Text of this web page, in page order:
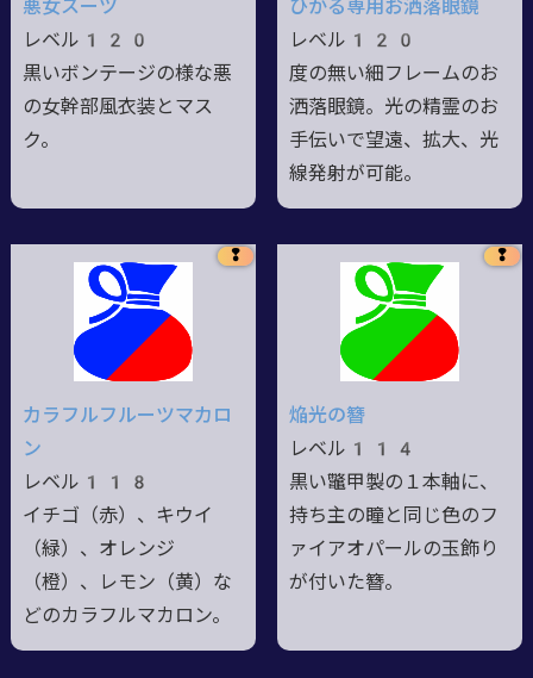
悪女スーツ
レベル120
黒いボンテージの様な悪
の女幹部風衣装とマス
ク。
ひかる専用お洒落眼鏡
レベル120
度の無い細フレームのお
洒落眼鏡。光の精霊のお
手伝いで望遠、拡大、光
線発射が可能。
❢
カラフルフルーツマカロ
ン
レベル118
イチゴ（赤）、キウイ
（緑）、オレンジ
（橙）、レモン（黄）な
どのカラフルマカロン。
❢
焔光の簪
レベル114
黒い鼈甲製の１本軸に、
持ち主の瞳と同じ色のフ
ァイアオパールの玉飾り
が付いた簪。